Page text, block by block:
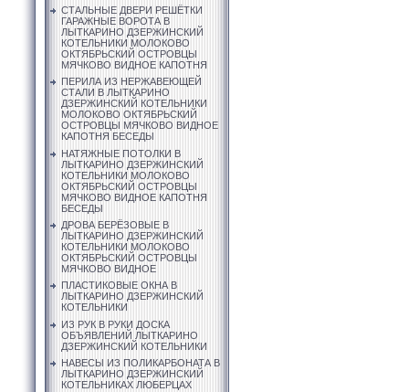
СТАЛЬНЫЕ ДВЕРИ РЕШЁТКИ
ГАРАЖНЫЕ ВОРОТА В
ЛЫТКАРИНО ДЗЕРЖИНСКИЙ
КОТЕЛЬНИКИ МОЛОКОВО
ОКТЯБРЬСКИЙ ОСТРОВЦЫ
МЯЧКОВО ВИДНОЕ КАПОТНЯ
ПЕРИЛА ИЗ НЕРЖАВЕЮЩЕЙ
СТАЛИ В ЛЫТКАРИНО
ДЗЕРЖИНСКИЙ КОТЕЛЬНИКИ
МОЛОКОВО ОКТЯБРЬСКИЙ
ОСТРОВЦЫ МЯЧКОВО ВИДНОЕ
КАПОТНЯ БЕСЕДЫ
НАТЯЖНЫЕ ПОТОЛКИ В
ЛЫТКАРИНО ДЗЕРЖИНСКИЙ
КОТЕЛЬНИКИ МОЛОКОВО
ОКТЯБРЬСКИЙ ОСТРОВЦЫ
МЯЧКОВО ВИДНОЕ КАПОТНЯ
БЕСЕДЫ
ДРОВА БЕРЁЗОВЫЕ В
ЛЫТКАРИНО ДЗЕРЖИНСКИЙ
КОТЕЛЬНИКИ МОЛОКОВО
ОКТЯБРЬСКИЙ ОСТРОВЦЫ
МЯЧКОВО ВИДНОЕ
ПЛАСТИКОВЫЕ ОКНА В
ЛЫТКАРИНО ДЗЕРЖИНСКИЙ
КОТЕЛЬНИКИ
ИЗ РУК В РУКИ ДОСКА
ОБЪЯВЛЕНИЙ ЛЫТКАРИНО
ДЗЕРЖИНСКИЙ КОТЕЛЬНИКИ
НАВЕСЫ ИЗ ПОЛИКАРБОНАТА В
ЛЫТКАРИНО ДЗЕРЖИНСКИЙ
КОТЕЛЬНИКАХ ЛЮБЕРЦАХ